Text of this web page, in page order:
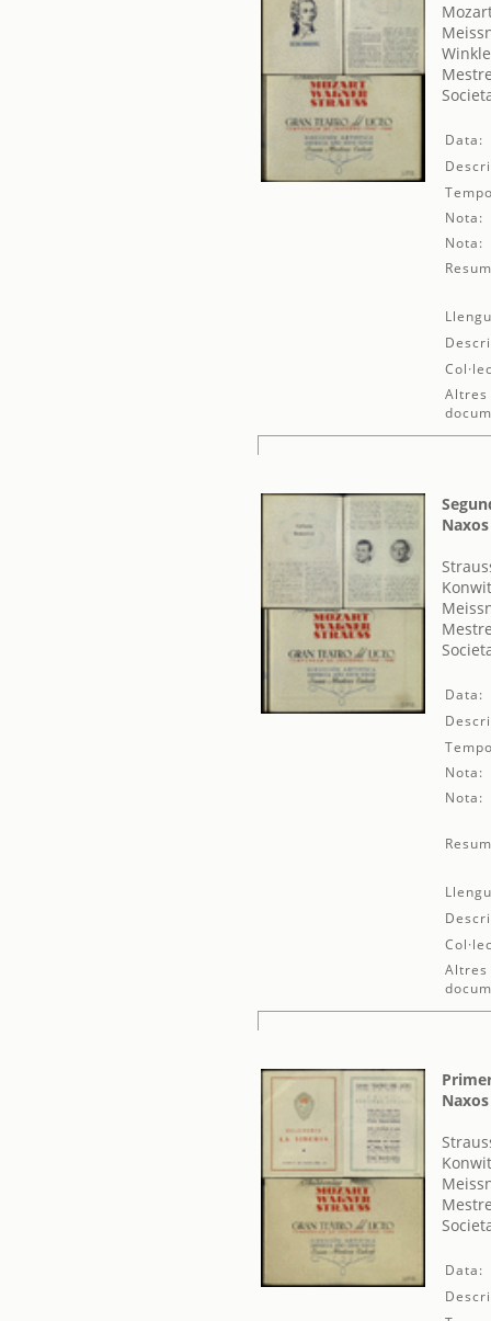
Data:
Nota:
Nota:
Altres
Naxos
Data:
Nota:
Nota:
Altres
Naxos
Data: